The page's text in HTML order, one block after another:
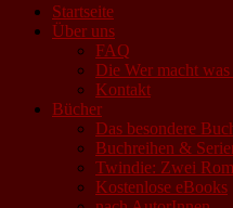
Startseite
Über uns
FAQ
Die Wer macht
Kontakt
Bücher
Das besondere
Buchreihen &
Twindie: Zwei
Kostenlose eBooks